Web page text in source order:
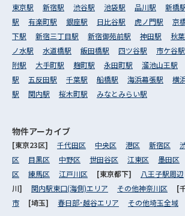
東京駅 新宿駅 渋谷駅 池袋駅 品川駅 新橋
駅
有楽町駅 銀座駅 日比谷駅 虎ノ門駅 京
下駅
新宿三丁目駅 新宿御苑前駅 神田駅 秋
ノ水駅
水道橋駅 飯田橋駅 四ツ谷駅 市ケ谷駅
附駅
大手町駅 麹町駅 永田町駅 溜池山王駅
駅
五反田駅 千葉駅 船橋駅 海浜幕張駅 横
駅
関内駅 桜木町駅 みなとみらい駅
物件アーカイブ
[東京23区] 千代田区 中央区 港区 新宿区
区
目黒区 中野区 世田谷区 江東区 墨田区
区
練馬区 江戸川区 [東京都下] 八王子駅周辺
川] 関内駅東口(海側)エリア その他神奈川区 [
市
[埼玉] 春日部･越谷エリア その他埼玉全域